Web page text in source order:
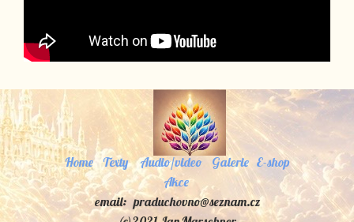
Home Texty Audio/video Galerie E-shop
Akce
email: praduchovno@seznam.cz